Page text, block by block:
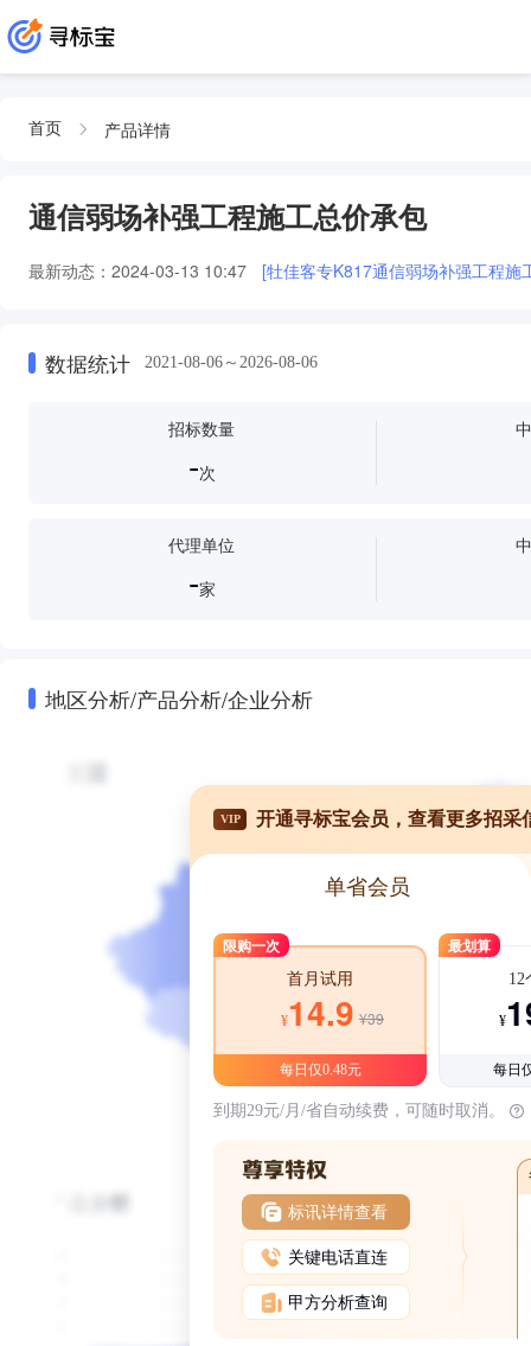
首页 产品详情
通信弱场补强工程施工总价承包
最新动态： 2024-03-13 10:47 [牡佳客专K817通信弱场补强工程施
数据统计 2021-08-06～2026-08-06
招标数量
-次
代理单位
-家
地区分析/产品分析/企业分析
VIP 开通寻标宝会员，查看更多招采
单省会员
限购一次
首月试用
¥14.9 ¥39
每日仅0.48元
最划算
12
¥
每日
到期29元/月/省自动续费，可随时取消。
标讯详情查看
关键电话直连
甲方分析查询